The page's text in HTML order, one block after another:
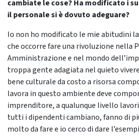
cambiate le cose? Ha modificato i
il personale si è dovuto adeguare?
Io non ho modificato le mie abitudini
che occorre fare una rivoluzione nella
Amministrazione e nel mondo
troppa gente adagiata nel quieto
bene culturale da costo a risorsa
lavora in questo ambiente deve
imprenditore, a qualunque livello
tutti i dipendenti cambiano, fanno di
molto da fare e io cerco di dare